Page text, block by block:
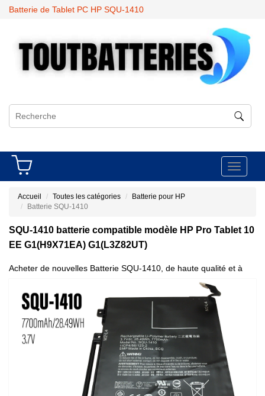
Batterie de Tablet PC HP SQU-1410
Toggle
Accueil Toutes les catégories
Batterie pour HP
Batterie SQU-1410
SQU-1410 batterie compatible modèle HP Pro Tablet 10
EE G1(H9X71EA) G1(L3Z82UT)
Acheter de nouvelles Batterie SQU-1410, de haute qualité et à